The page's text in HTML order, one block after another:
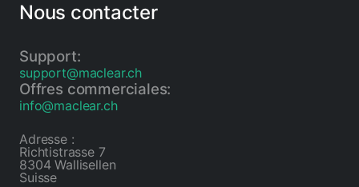
Nous contacter
Support:
support@maclear.ch
Offres commerciales:
info@maclear.ch
Adresse :
Richtistrasse 7
8304 Wallisellen
Suisse